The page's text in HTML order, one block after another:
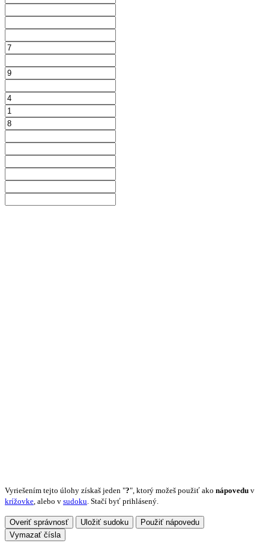
Vyriešením tejto úlohy získaš jeden "?", ktorý možeš použiť ako nápovedu v
krížovke, alebo v sudoku. Stačí byť prihlásený.